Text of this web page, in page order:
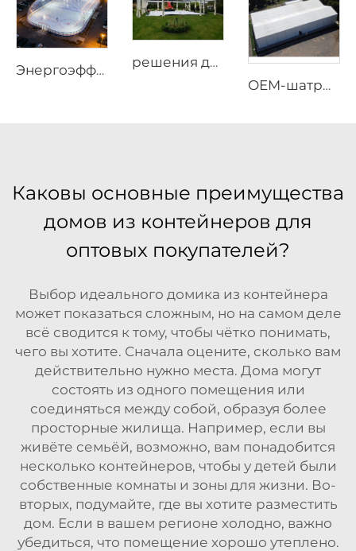
Энергоэффективная воздушная купольная конструкция | Профессиональная всепогодная ограждающая конструкция для спортивных объектов
решения для свадебного маркиза на 100–110 гостей | Белый алюминиевый тент для мероприятий с прозрачными панорамными вставками для роскошных банкетов
OEM-шатры для мероприятий с нанесением логотипа | Быстросборные модульные конструкции для крупномасштабных открытых праздников и фестивалей
Каковы основные преимущества
домов из контейнеров для
оптовых покупателей?
Выбор идеального домика из контейнера
может показаться сложным, но на самом деле
всё сводится к тому, чтобы чётко понимать,
чего вы хотите. Сначала оцените, сколько вам
действительно нужно места. Дома могут
состоять из одного помещения или
соединяться между собой, образуя более
просторные жилища. Например, если вы
живёте семьёй, возможно, вам понадобится
несколько контейнеров, чтобы у детей были
собственные комнаты и зоны для жизни. Во-
вторых, подумайте, где вы хотите разместить
дом. Если в вашем регионе холодно, важно
убедиться, что помещение хорошо утеплено.